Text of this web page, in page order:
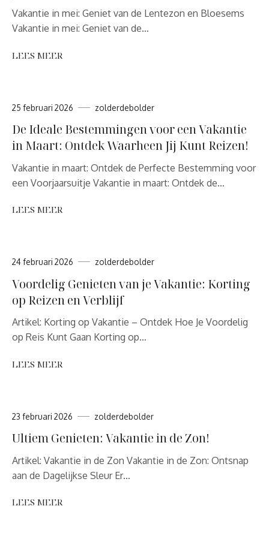
Vakantie in mei: Geniet van de Lentezon en Bloesems
Vakantie in mei: Geniet van de…
LEES MEER
25 februari 2026 zolderdebolder
De Ideale Bestemmingen voor een Vakantie
in Maart: Ontdek Waarheen Jij Kunt Reizen!
Vakantie in maart: Ontdek de Perfecte Bestemming voor
een Voorjaarsuitje Vakantie in maart: Ontdek de…
LEES MEER
24 februari 2026 zolderdebolder
Voordelig Genieten van je Vakantie: Korting
op Reizen en Verblijf
Artikel: Korting op Vakantie – Ontdek Hoe Je Voordelig
op Reis Kunt Gaan Korting op…
LEES MEER
23 februari 2026 zolderdebolder
Ultiem Genieten: Vakantie in de Zon!
Artikel: Vakantie in de Zon Vakantie in de Zon: Ontsnap
aan de Dagelijkse Sleur Er…
LEES MEER